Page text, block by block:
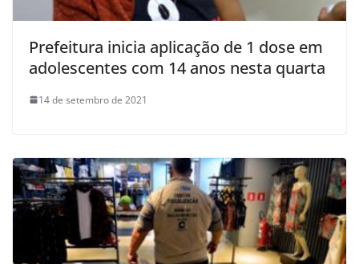
Prefeitura inicia aplicação de 1 dose em
adolescentes com 14 anos nesta quarta
14 de setembro de 2021